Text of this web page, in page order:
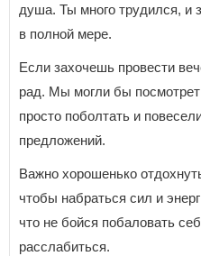
душа. Ты много трудился, и
в полной мере.
Если захочешь провести
рад. Мы могли бы
просто поболтать и
предложений.
Важно хорошенько
чтобы набраться сил и
что не бойся побаловать
расслабиться.